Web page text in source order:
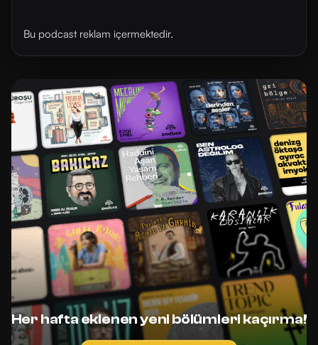
Bu podcast reklam içermektedir.
Her hafta eklenen yeni bölümleri kaçırma!